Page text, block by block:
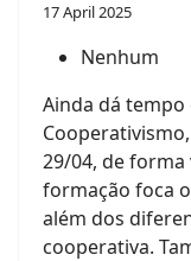
17 April 2025
Nenhum
Ainda dá
29/04, de forma
formação foca
além dos
cooperativa.